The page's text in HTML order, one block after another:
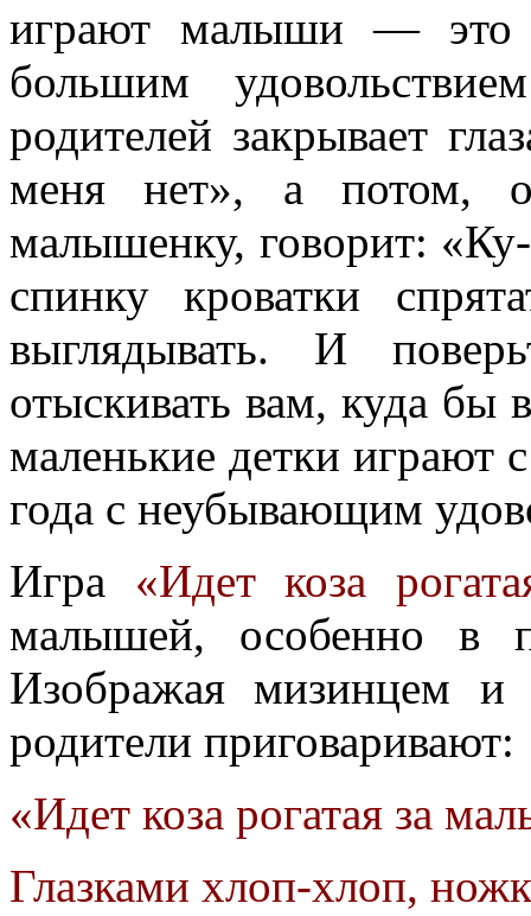
играют малыши —
большим
родителей закрывает
меня нет», а потом,
малышенку, говорит:
спинку кроватки
выглядывать. И
отыскивать вам, куда бы
маленькие детки играют
года с неубывающим
Игра «Идет коза
малышей, особенно в
Изображая мизинцем и
родители приговаривают:
«Идет коза рогатая за
Глазками хлоп-хлоп,